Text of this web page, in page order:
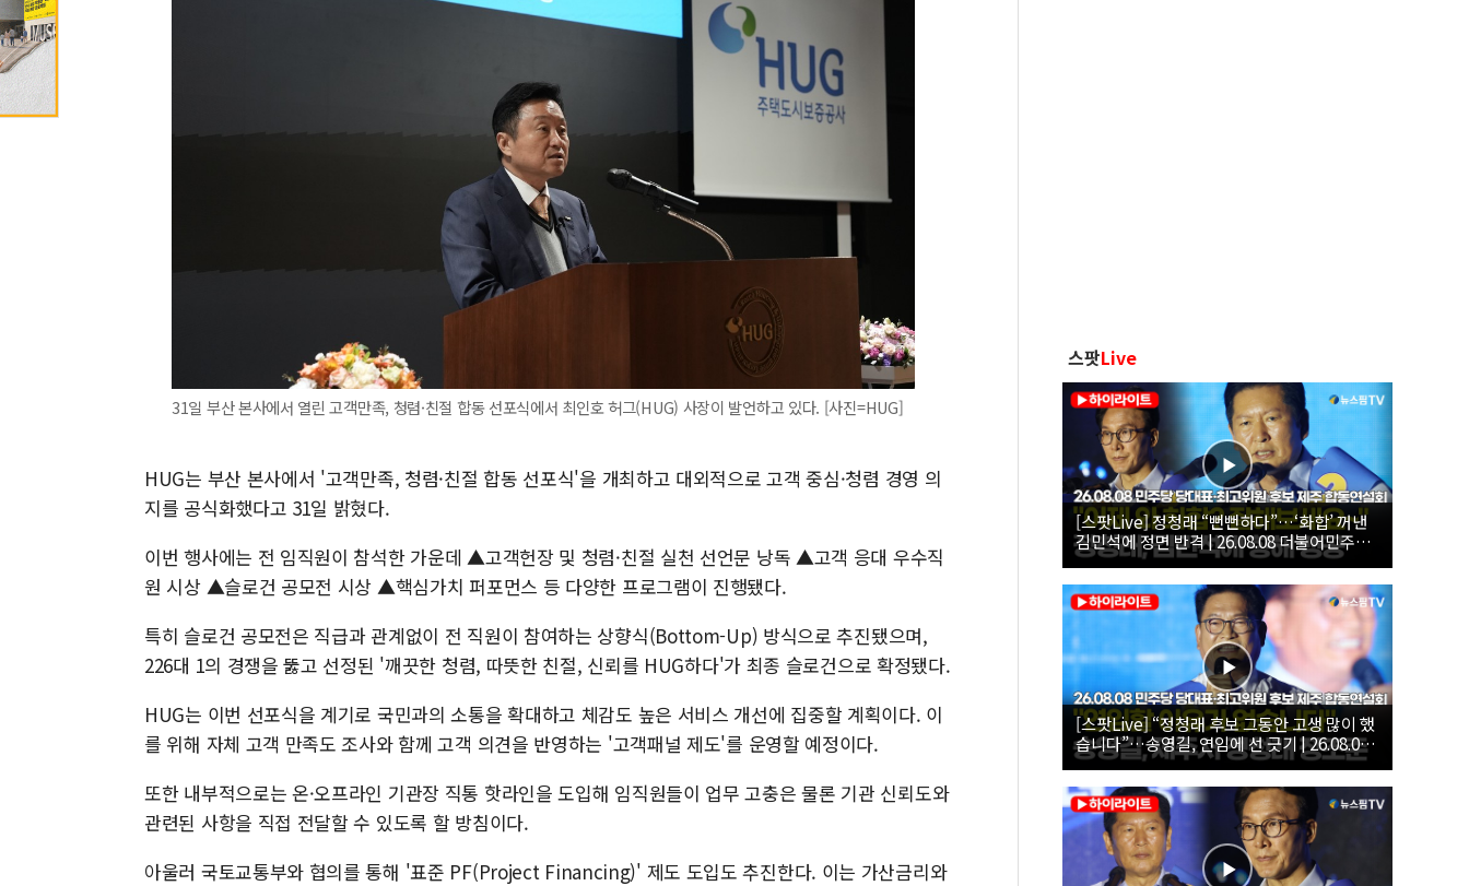
31일 부산 본사에서 열린 고객만족, 청렴·친절 합동 선포식에서 최인호 허그(HUG) 사장이 발언하고 있다. [사진=HUG]
HUG는 부산 본사에서 '고객만족, 청렴·친절 합동 선포식'을 개최하고 대외적으로 고객 중심·청렴 경영 의
지를 공식화했다고 31일 밝혔다.
이번 행사에는 전 임직원이 참석한 가운데 ▲고객헌장 및 청렴·친절 실천 선언문 낭독 ▲고객 응대 우수직
원 시상 ▲슬로건 공모전 시상 ▲핵심가치 퍼포먼스 등 다양한 프로그램이 진행됐다.
특히 슬로건 공모전은 직급과 관계없이 전 직원이 참여하는 상향식(Bottom-Up) 방식으로 추진됐으며,
226대 1의 경쟁을 뚫고 선정된 '깨끗한 청렴, 따뜻한 친절, 신뢰를 HUG하다'가 최종 슬로건으로 확정됐다.
HUG는 이번 선포식을 계기로 국민과의 소통을 확대하고 체감도 높은 서비스 개선에 집중할 계획이다. 이
를 위해 자체 고객 만족도 조사와 함께 고객 의견을 반영하는 '고객패널 제도'를 운영할 예정이다.
또한 내부적으로는 온·오프라인 기관장 직통 핫라인을 도입해 임직원들이 업무 고충은 물론 기관 신뢰도와
관련된 사항을 직접 전달할 수 있도록 할 방침이다.
아울러 국토교통부와 협의를 통해 '표준 PF(Project Financing)' 제도 도입도 추진한다. 이는 가산금리와
스팟Live
[스팟Live] 정청래 “뻔뻔하다”…‘화합’ 꺼낸
김민석에 정면 반격 | 26.08.08 더불어민주당
당대표·최고위원 후보 제주 합동연설회
[스팟Live] “정청래 후보 그동안 고생 많이 했
습니다”…송영길, 연임에 선 긋기 | 26.08.08
더불어민주당 당대표·최고위원 후보 제주 합
동연설회